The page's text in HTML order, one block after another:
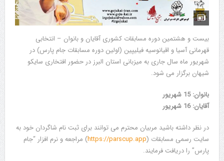
بیست و هشتمین دوره مسابقات کشوری آقایان و بانوان – انتخابی
قهرمانی آسیا و اقیانوسیه فیلیپین (اولین دوره مسابقات جام پارس) در
شهریور ماه سال جاری به میزبانی استان البرز در حضور افتخاری سایکو
شیهان برگزار می شود.
بانوان: 15 شهریور
آقایان: 16 شهریور
در نظر داشته باشید مربیان محترم می توانند برای ثبت نام شاگردان خود به
سایت رسمی مسابقات (https://parscup.app) مراجعه و نرم افزار “جام
پارس” را دریافت فرمایند.